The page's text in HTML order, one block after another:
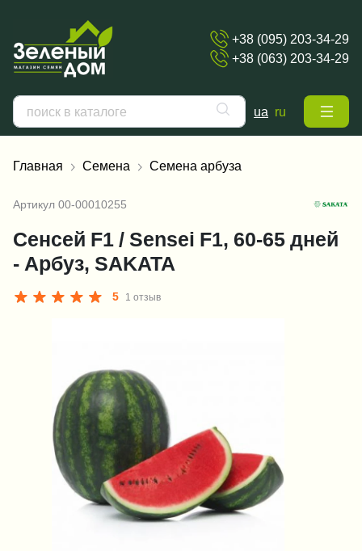
+38 (095) 203-34-29
+38 (063) 203-34-29
ua ru
Главная Семена Семена арбуза
Артикул 00-00010255
Сенсей F1 / Sensei F1, 60-65 дней
- Арбуз, SAKATA
5 1 отзыв